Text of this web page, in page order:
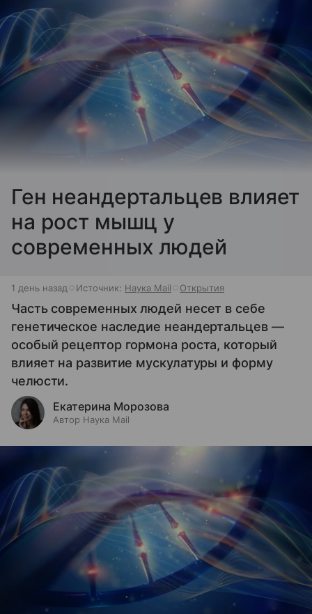
Ген неандертальцев влияет
на рост мышц у
современных людей
1 день назад Источник: Наука Mail Открытия
Часть современных людей несет в себе
генетическое наследие неандертальцев —
особый рецептор гормона роста, который
влияет на развитие мускулатуры и форму
челюсти.
Екатерина Морозова
Автор Наука Mail